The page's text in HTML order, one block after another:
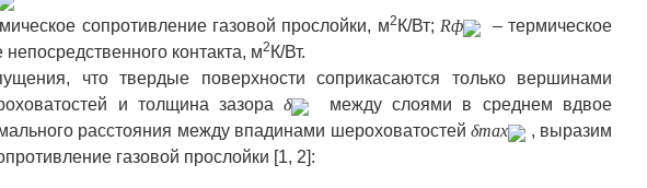
сопротивление газовой прослойки, м2 К/Вт; Rф
– термическое
контакта, м2 К/Вт.
что твердые поверхности соприкасаются только вершинами
и толщина зазораδ
между слоями в среднем вдвое
расстояния между впадинами шероховатостей δmax
, выразим
газовой прослойки [1, 2]: